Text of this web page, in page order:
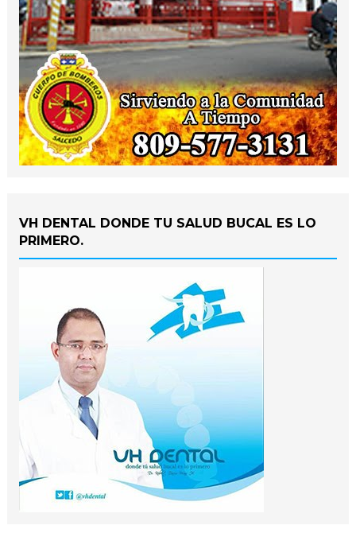
VH DENTAL DONDE TU SALUD BUCAL ES LO
PRIMERO.